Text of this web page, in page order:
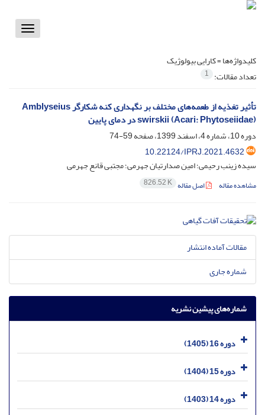
Toggle
کلیدواژه‌ها =کارایی بیولوژیک
تعداد مقالات: 1
تأثیر تغذیه از طعمه‌های مختلف بر نگهداری کنه شکارگر Amblyseius
swirskii (Acari: Phytoseiidae) در دمای پایین
دوره 10، شماره 4، اسفند 1399، صفحه
59-74
10.22124/IPRJ.2021.4632
سیده زینب رحیمی؛ امین صدارتیان جهرمی؛ مجتبی قانع جهرمی
مشاهده مقاله اصل مقاله 826.52 K
مقالات آماده انتشار
شماره جاری
شماره‌های پیشین نشریه
دوره 16 (1405)
دوره 15 (1404)
دوره 14 (1403)